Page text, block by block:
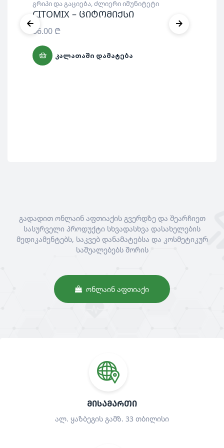
გრიპი და გაციება,ძლიერი იმუნიტეტი
CITOMIX – ციტომიქსი
66.00 ₾
ᲙᲐᲚᲐᲗᲐᲨᲘ ᲓᲐᲛᲐᲢᲔᲑᲐ
გადადით ონლაინ აფთიაქის გვერდზე და შეარჩიეთ
სასურველი პროდუქტი სხვადასხვა დასახელების
მედიკამენტებს, საკვებ დანამატებსა და კოსმეტიკურ
საშუალებებს შორის
ᲝᲜᲚᲐᲘᲜ ᲐᲤᲗᲘᲐᲥᲘ
ᲛᲘᲡᲐᲛᲐᲠᲗᲘ
ალ. ყაზბეგის გამზ. 33 თბილისი